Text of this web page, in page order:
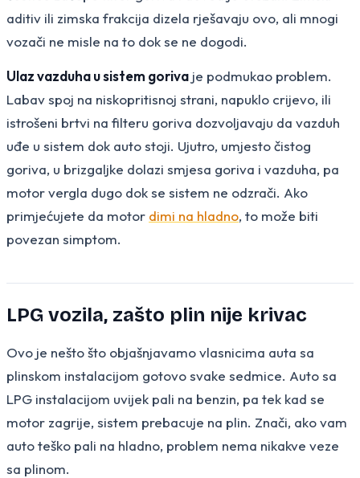
aditiv ili zimska frakcija dizela rješavaju ovo, ali mnogi
vozači ne misle na to dok se ne dogodi.
Ulaz vazduha u sistem goriva je podmukao problem.
Labav spoj na niskopritisnoj strani, napuklo crijevo, ili
istrošeni brtvi na filteru goriva dozvoljavaju da vazduh
uđe u sistem dok auto stoji. Ujutro, umjesto čistog
goriva, u brizgaljke dolazi smjesa goriva i vazduha, pa
motor vergla dugo dok se sistem ne odzrači. Ako
primjećujete da motor dimi na hladno, to može biti
povezan simptom.
LPG vozila, zašto plin nije krivac
Ovo je nešto što objašnjavamo vlasnicima auta sa
plinskom instalacijom gotovo svake sedmice. Auto sa
LPG instalacijom uvijek pali na benzin, pa tek kad se
motor zagrije, sistem prebacuje na plin. Znači, ako vam
auto teško pali na hladno, problem nema nikakve veze
sa plinom.